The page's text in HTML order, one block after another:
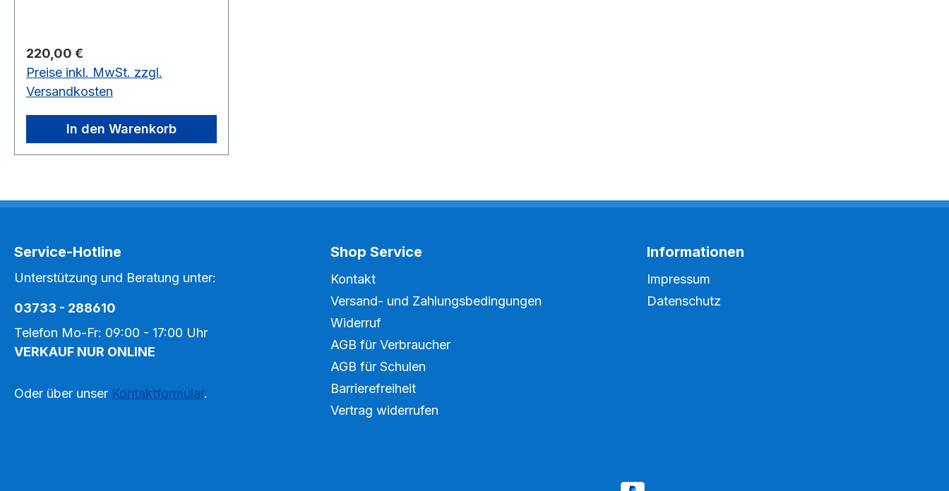
Versand<<Maßstab 1:8 000 000,
Format 158 x 145 cm, beschreib-
/abwaschbar
Regulärer Preis:
220,00 €
Preise inkl. MwSt. zzgl.
Versandkosten
In den Warenkorb
Service-Hotline
Unterstützung und Beratung unter:
03733 - 288610
Telefon Mo-Fr: 09:00 - 17:00 Uhr
VERKAUF NUR ONLINE
Oder über unser Kontaktformular.
Shop Service
Kontakt
Versand- und Zahlungsbedingungen
Widerruf
AGB für Verbraucher
AGB für Schulen
Barrierefreiheit
Vertrag widerrufen
Informationen
Impressum
Datenschutz